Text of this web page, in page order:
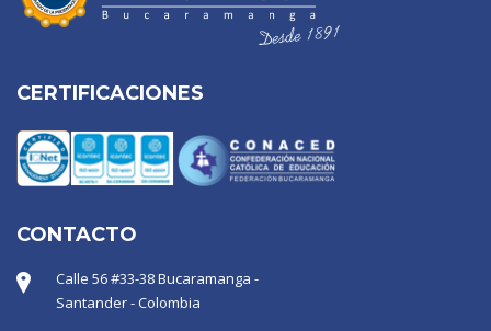
CERTIFICACIONES
CONTACTO
Calle 56 #33-38 Bucaramanga -
Santander - Colombia